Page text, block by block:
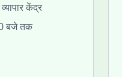
केंद्र
बजे तक